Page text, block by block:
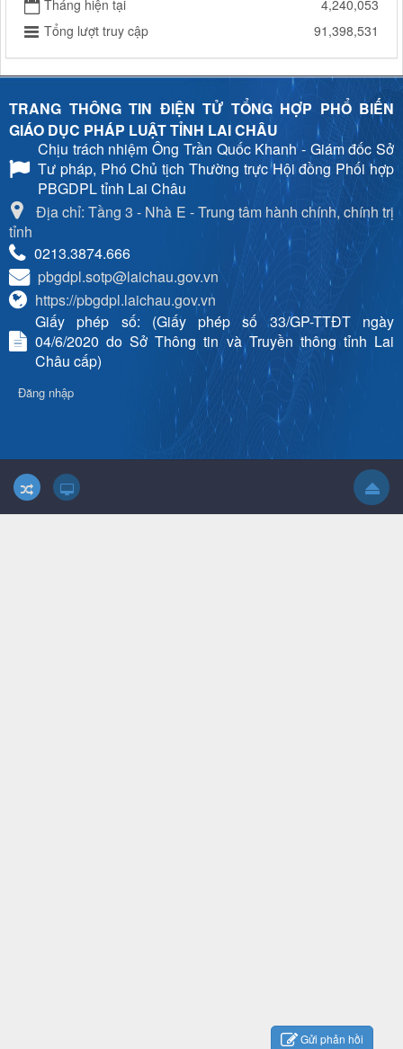
Tháng hiện tại
4,240,053
Tổng lượt truy cập
91,398,531
TRANG THÔNG TIN ĐIỆN TỬ TỔNG HỢP PHỔ BIẾN
GIÁO DỤC PHÁP LUẬT TỈNH LAI CHÂU
Chịu trách nhiệmÔng Trần Quốc Khanh - Giám đốc Sở
Tư pháp, Phó Chủ tịch Thường trực Hội đồng Phối hợp
PBGDPL tỉnh Lai Châu
Địa chỉ: Tầng 3 - Nhà E - Trung tâm hành chính, chính trị
tỉnh
0213.3874.666
pbgdpl.sotp@laichau.gov.vn
https://pbgdpl.laichau.gov.vn
Giấy phép số: (Giấy phép số 33/GP-TTĐT ngày
04/6/2020 do Sở Thông tin và Truyền thông tỉnh Lai
Châu cấp)
Đăng nhập
Gửi phản hồi